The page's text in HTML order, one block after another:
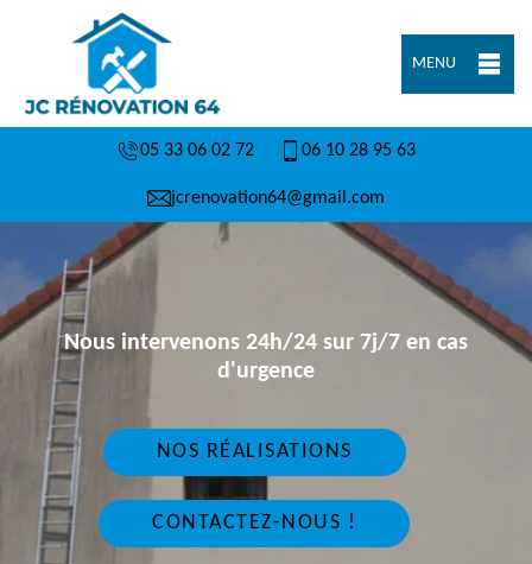
MENU
05 33 06 02 72 06 10 28 95 63
jcrenovation64@gmail.com
Nous intervenons 24h/24 sur 7j/7 en cas
d'urgence
NOS RÉALISATIONS
CONTACTEZ-NOUS !